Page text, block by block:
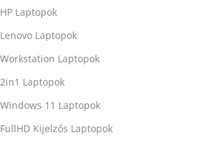
HP Laptopok
Lenovo Laptopok
Workstation Laptopok
2in1 Laptopok
Windows 11 Laptopok
FullHD Kijelzős Laptopok